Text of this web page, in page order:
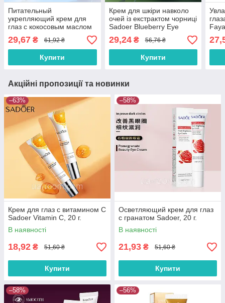
Питательный
укрепляющий крем для
глаз с кокосовым маслом
SADOER, 20г.
29,67 ₴ 61,92 ₴
Купити
Крем для шкіри навколо
очей із екстрактом чорниці
Sadoer Blueberry Eye
Cream Eye, 20 г.
29,24₴ 56,76 ₴
Купити
Акційні пропозиції та новинки
–63%
Крем для глаз с витамином С
Sadoer Vitamin C, 20 г.
В наявності
18,92 ₴ 51,60 ₴
Купити
–58%
Осветляющий крем для глаз
с гранатом Sadoer, 20 г.
В наявності
21,93 ₴ 51,60 ₴
Купити
–58% –56%